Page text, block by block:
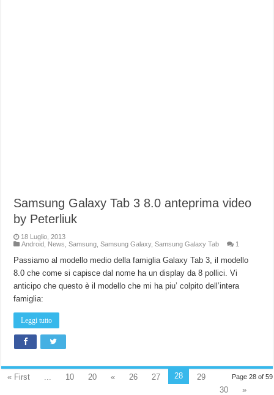
Samsung Galaxy Tab 3 8.0 anteprima video
by Peterliuk
18 Luglio, 2013
Android News ,Samsung ,Samsung Galaxy,Samsung Galaxy Tab 1
Passiamo al modello medio della famiglia Galaxy Tab 3, il modello
8.0 che come si capisce dal nome ha un display da 8 pollici. Vi
anticipo che questo è il modello che mi ha piu’ colpito dell’intera
famiglia:
Leggi tutto
Page 28 of 59
« First 10 20 « 26 27 28
29
30
»